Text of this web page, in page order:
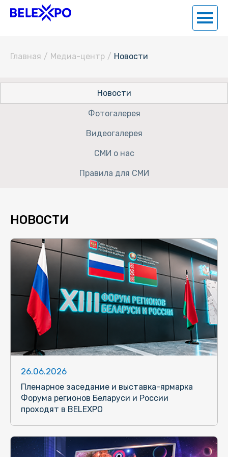
Главная / Медиа-центр / Новости
Новости
Фотогалерея
Видеогалерея
СМИ о нас
Правила для СМИ
НОВОСТИ
26.06.2026
Пленарное заседание и выставка-ярмарка
Форума регионов Беларуси и России
проходят в BELEXPO